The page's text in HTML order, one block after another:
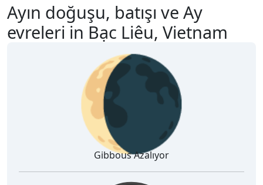
Ayın doğuşu, batışı ve Ay
evreleri in Bạc Liêu, Vietnam
🌘
Gibbous Azalıyor